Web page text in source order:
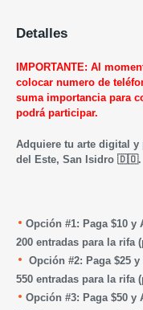
Detalles
IMPORTANTE: Al
colocar numero de
suma importancia para
podrá participar.
Adquiere tu arte digital y
del Este, San Isidro 🇩🇴.
Opción #1: Paga $10 y
200 entradas para la rifa
Opción #2: Paga $25
550 entradas para la rifa
Opción #3: Paga $50 y